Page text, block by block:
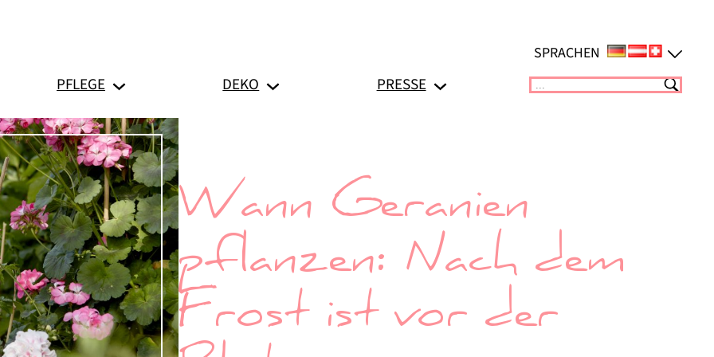
SPRACHEN
PFLEGE DEKO PRESSE Suchen
Wann Geranien
pflanzen: Nach dem
Frost ist vor der